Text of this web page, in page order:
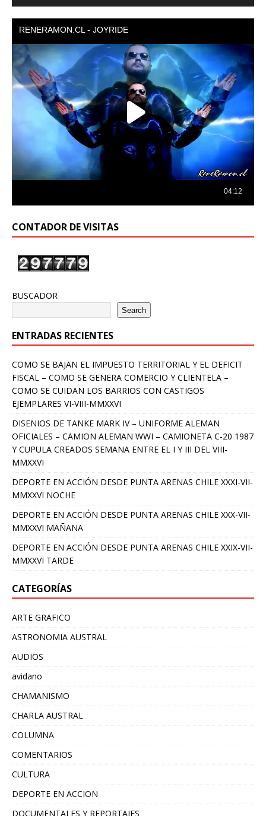
CONTADOR DE VISITAS
BUSCADOR
Search
ENTRADAS RECIENTES
COMO SE BAJAN EL IMPUESTO TERRITORIAL Y EL DEFICIT
FISCAL – COMO SE GENERA COMERCIO Y CLIENTELA –
COMO SE CUIDAN LOS BARRIOS CON CASTIGOS
EJEMPLARES VI-VIII-MMXXVI
DISENIOS DE TANKE MARK IV – UNIFORME ALEMAN
OFICIALES – CAMION ALEMAN WWI – CAMIONETA C-20 1987
Y CUPULA CREADOS SEMANA ENTRE EL I Y III DEL VIII-
MMXXVI
DEPORTE EN ACCIÓN DESDE PUNTA ARENAS CHILE XXXI-VII-
MMXXVI NOCHE
DEPORTE EN ACCIÓN DESDE PUNTA ARENAS CHILE XXX-VII-
MMXXVI MAÑANA
DEPORTE EN ACCIÓN DESDE PUNTA ARENAS CHILE XXIX-VII-
MMXXVI TARDE
CATEGORÍAS
ARTE GRAFICO
ASTRONOMIA AUSTRAL
AUDIOS
avidano
CHAMANISMO
CHARLA AUSTRAL
COLUMNA
COMENTARIOS
CULTURA
DEPORTE EN ACCION
DOCUMENTALES Y REPORTAJES